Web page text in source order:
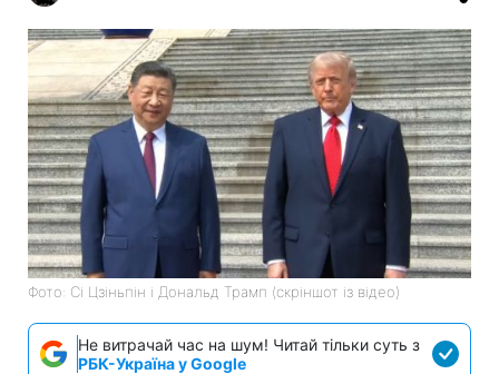
Фото: Сі Цзіньпін і Дональд Трамп (скріншот із відео)
Не витрачай час на шум! Читай тільки суть з
РБК-Україна у Google